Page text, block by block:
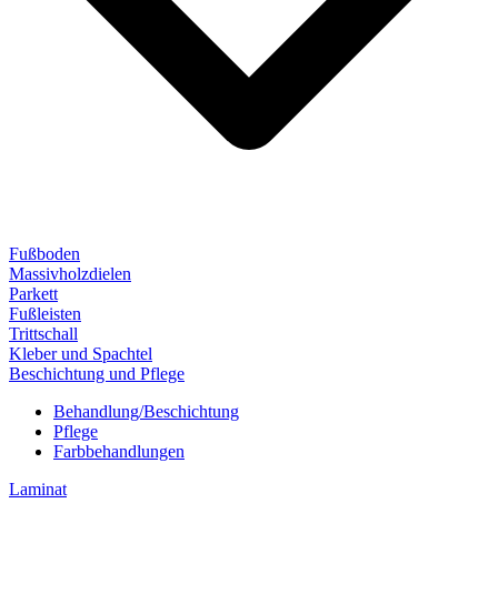
Fußboden
Massivholzdielen
Parkett
Fußleisten
Trittschall
Kleber und Spachtel
Beschichtung und Pflege
Behandlung/Beschichtung
Pflege
Farbbehandlungen
Laminat